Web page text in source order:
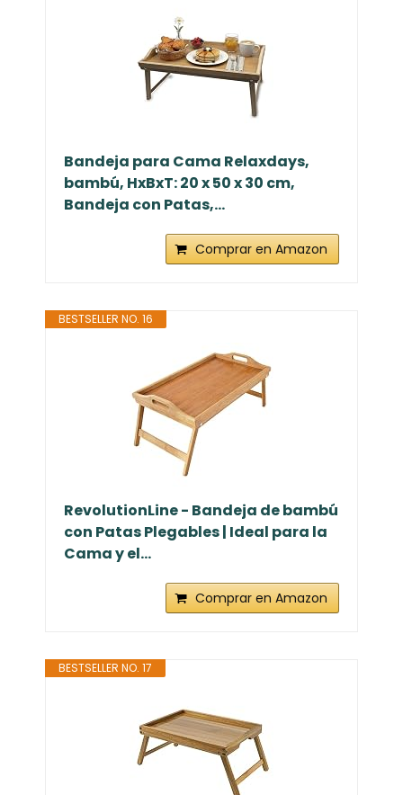
Bandeja para Cama Relaxdays,
bambú, HxBxT: 20 x 50 x 30 cm,
Bandeja con Patas,...
Comprar en Amazon
BESTSELLER NO. 16
RevolutionLine - Bandeja de bambú
con Patas Plegables | Ideal para la
Cama y el...
Comprar en Amazon
BESTSELLER NO. 17